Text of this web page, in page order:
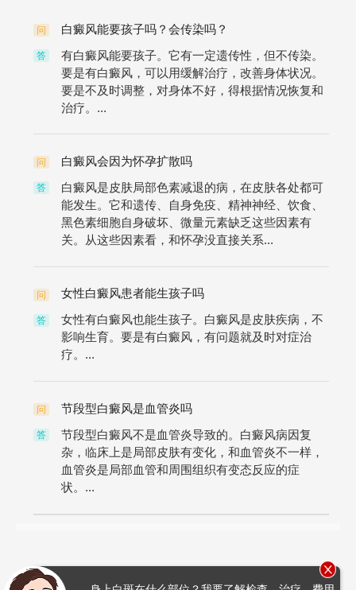
问 白癜风能要孩子吗？会传染吗？
答
有白癜风能要孩子。它有一定遗传性，但不传染。
要是有白癜风，可以用缓解治疗，改善身体状况。
要是不及时调整，对身体不好，得根据情况恢复和
治疗。...
问 白癜风会因为怀孕扩散吗
答
白癜风是皮肤局部色素减退的病，在皮肤各处都可
能发生。它和遗传、自身免疫、精神神经、饮食、
黑色素细胞自身破坏、微量元素缺乏这些因素有
关。从这些因素看，和怀孕没直接关系...
问 女性白癜风患者能生孩子吗
答
女性有白癜风也能生孩子。白癜风是皮肤疾病，不
影响生育。要是有白癜风，有问题就及时对症治
疗。...
问 节段型白癜风是血管炎吗
答
节段型白癜风不是血管炎导致的。白癜风病因复
杂，临床上是局部皮肤有变化，和血管炎不一样，
血管炎是局部血管和周围组织有变态反应的症
状。...